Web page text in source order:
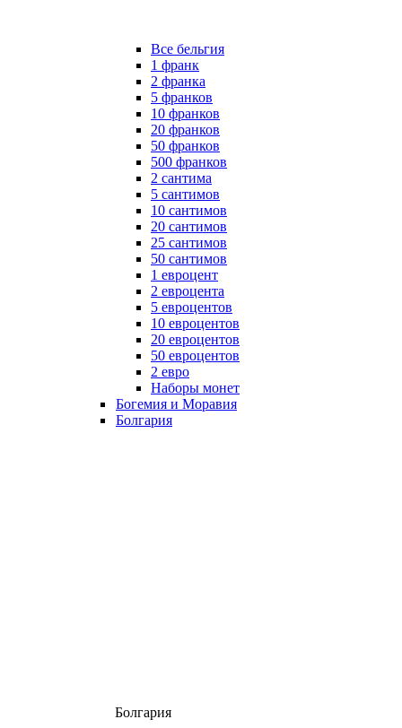
Все бельгия
1 франк
2 франка
5 франков
10 франков
20 франков
50 франков
500 франков
2 сантима
5 сантимов
10 сантимов
20 сантимов
25 сантимов
50 сантимов
1 евроцент
2 евроцента
5 евроцентов
10 евроцентов
20 евроцентов
50 евроцентов
2 евро
Наборы монет
Богемия и Моравия
Болгария
Болгария